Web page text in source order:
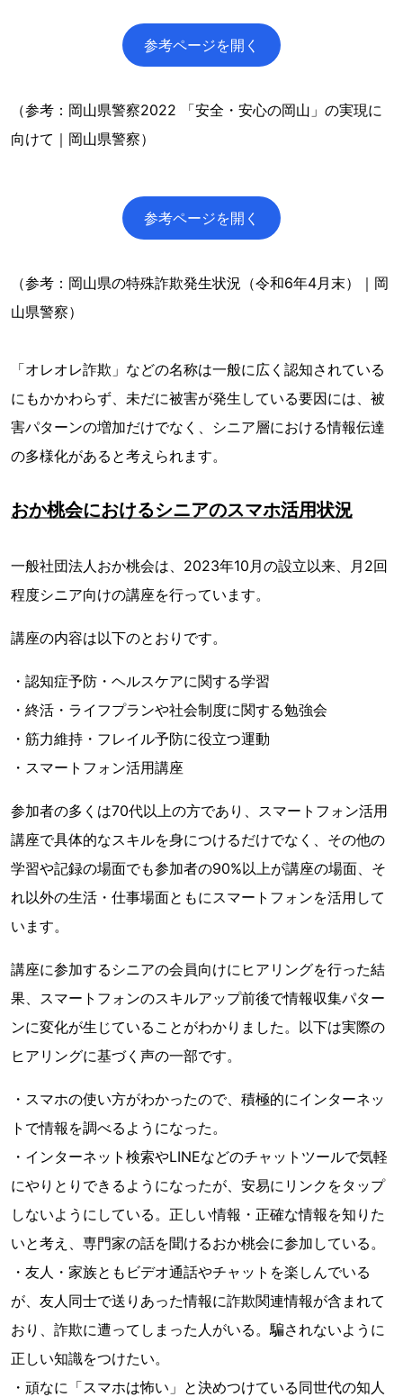
参考ページを開く
（参考：岡山県警察2022 「安全・安心の岡山」の実現に
向けて｜岡山県警察）
参考ページを開く
（参考：岡山県の特殊詐欺発生状況（令和6年4月末）｜岡
山県警察）
「オレオレ詐欺」などの名称は一般に広く認知されている
にもかかわらず、未だに被害が発生している要因には、被
害パターンの増加だけでなく、シニア層における情報伝達
の多様化があると考えられます。
おか桃会におけるシニアのスマホ活用状況
一般社団法人おか桃会は、2023年10月の設立以来、月2回
程度シニア向けの講座を行っています。
講座の内容は以下のとおりです。
・認知症予防・ヘルスケアに関する学習
・終活・ライフプランや社会制度に関する勉強会
・筋力維持・フレイル予防に役立つ運動
・スマートフォン活用講座
参加者の多くは70代以上の方であり、スマートフォン活用
講座で具体的なスキルを身につけるだけでなく、その他の
学習や記録の場面でも参加者の90%以上が講座の場面、そ
れ以外の生活・仕事場面ともにスマートフォンを活用して
います。
講座に参加するシニアの会員向けにヒアリングを行った結
果、スマートフォンのスキルアップ前後で情報収集パター
ンに変化が生じていることがわかりました。以下は実際の
ヒアリングに基づく声の一部です。
・スマホの使い方がわかったので、積極的にインターネッ
トで情報を調べるようになった。
・インターネット検索やLINEなどのチャットツールで気軽
にやりとりできるようになったが、安易にリンクをタップ
しないようにしている。正しい情報・正確な情報を知りた
いと考え、専門家の話を聞けるおか桃会に参加している。
・友人・家族ともビデオ通話やチャットを楽しんでいる
が、友人同士で送りあった情報に詐欺関連情報が含まれて
おり、詐欺に遭ってしまった人がいる。騙されないように
正しい知識をつけたい。
・頑なに「スマホは怖い」と決めつけている同世代の知人